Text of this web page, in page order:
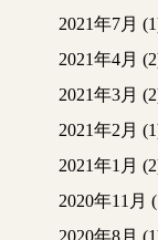
2021年7月
2021年4月
2021年3月
2021年2月
2021年1月
2020年11月
2020年8月